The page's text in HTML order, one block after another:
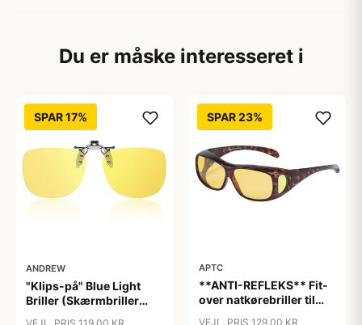
Du er måske interesseret i
SPAR 17%
ANDREW
"Klips-på" Blue Light
Briller (Skærmbriller
SPAR 23%
APTC
**ANTI-REFLEKS** Fit-
over natkørebriller til
VEJL. PRIS 129,00 KR